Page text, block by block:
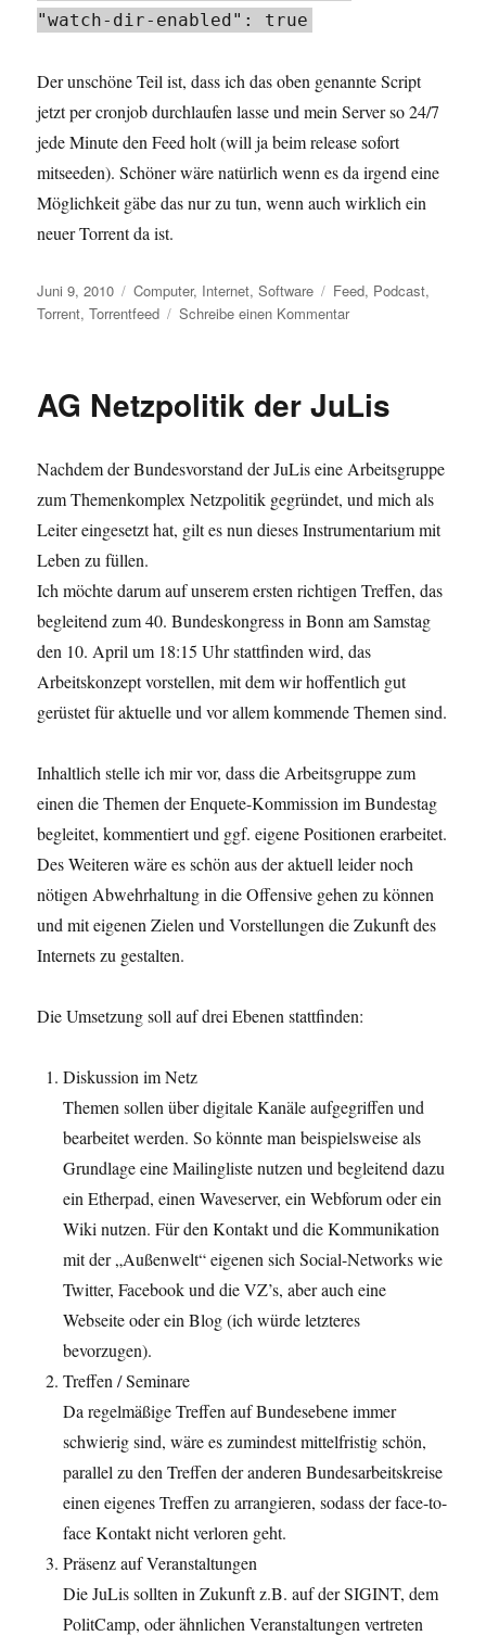
"watch-dir-enabled": true
Der unschöne Teil ist, dass ich das oben genannte Script
jetzt per cronjob durchlaufen lasse und mein Server so 24/7
jede Minute den Feed holt (will ja beim release sofort
mitseeden). Schöner wäre natürlich wenn es da irgend eine
Möglichkeit gäbe das nur zu tun, wenn auch wirklich ein
neuer Torrent da ist.
Veröffentlicht
am
Juni 9, 2010 Kategorien
Computer, Internet,Software Schlagwörter
Feed, Podcast,
Torrent,Torrentfeed Schreibe einen Kommentarzu
Torrents
Feed
läd
AG Netzpolitik der JuLis
Nachdem der Bundesvorstand der JuLis eine Arbeitsgruppe
zum Themenkomplex Netzpolitik gegründet, und mich als
Leiter eingesetzt hat, gilt es nun dieses Instrumentarium mit
Leben zu füllen.
Ich möchte darum auf unserem ersten richtigen Treffen, das
begleitend zum 40. Bundeskongress in Bonn am Samstag
den 10. April um 18:15 Uhr stattfinden wird, das
Arbeitskonzept vorstellen, mit dem wir hoffentlich gut
gerüstet für aktuelle und vor allem kommende Themen sind.
Inhaltlich stelle ich mir vor, dass die Arbeitsgruppe zum
einen die Themen der Enquete-Kommission im Bundestag
begleitet, kommentiert und ggf. eigene Positionen erarbeitet.
Des Weiteren wäre es schön aus der aktuell leider noch
nötigen Abwehrhaltung in die Offensive gehen zu können
und mit eigenen Zielen und Vorstellungen die Zukunft des
Internets zu gestalten.
Die Umsetzung soll auf drei Ebenen stattfinden:
Diskussion im Netz
Themen sollen über digitale Kanäle aufgegriffen und
bearbeitet werden. So könnte man beispielsweise als
Grundlage eine Mailingliste nutzen und begleitend dazu
ein Etherpad, einen Waveserver, ein Webforum oder ein
Wiki nutzen. Für den Kontakt und die Kommunikation
mit der „Außenwelt“ eigenen sich Social-Networks wie
Twitter, Facebook und die VZ’s, aber auch eine
Webseite oder ein Blog (ich würde letzteres
bevorzugen).
Treffen / Seminare
Da regelmäßige Treffen auf Bundesebene immer
schwierig sind, wäre es zumindest mittelfristig schön,
parallel zu den Treffen der anderen Bundesarbeitskreise
einen eigenes Treffen zu arrangieren, sodass der face-to-
face Kontakt nicht verloren geht.
Präsenz auf Veranstaltungen
Die JuLis sollten in Zukunft z.B. auf der SIGINT, dem
PolitCamp, oder ähnlichen Veranstaltungen vertreten